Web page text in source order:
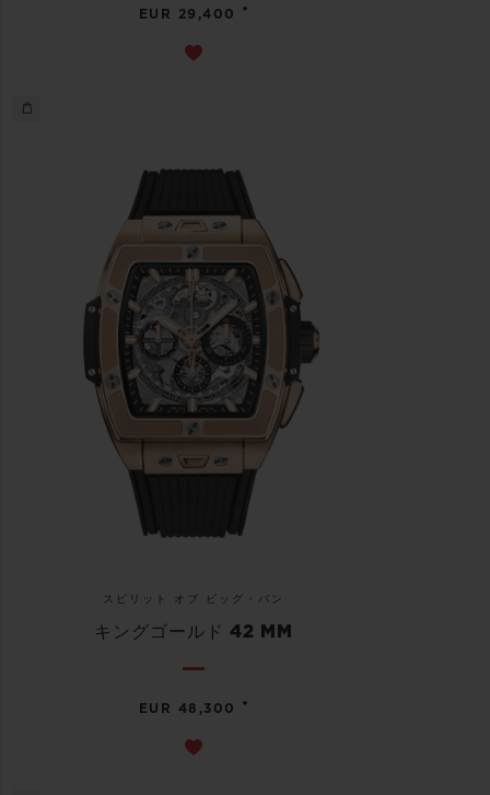
EUR 29,400 •
スピリット オブ ビッグ・バン
キングゴールド 42 MM
EUR 48,300 •